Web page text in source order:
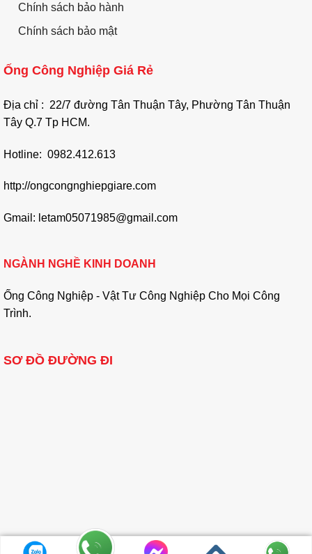
Chính sách bảo hành
Chính sách bảo mật
Ống Công Nghiệp Giá Rẻ
Địa chỉ : 22/7 đường Tân Thuận Tây, Phường Tân Thuận
Tây Q.7 Tp HCM.
Hotline: 0982.412.613
http://ongcongnghiepgiare.com
Gmail: letam05071985@gmail.com
NGÀNH NGHỀ KINH DOANH
Ống Công Nghiệp - Vật Tư Công Nghiệp Cho Mọi Công
Trình.
SƠ ĐỒ ĐƯỜNG ĐI